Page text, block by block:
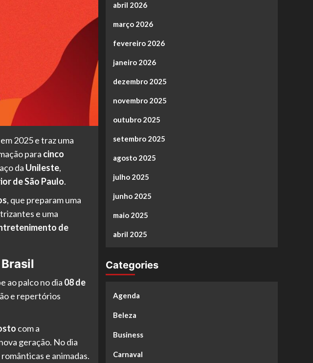
em 2025 e traz uma
para cinco
da Unileste,
de São Paulo.
, que preparam uma
e uma
de
ao palco no dia 08 de
e repertórios
com a
geração. No dia
e animadas.
abril 2026
março 2026
fevereiro 2026
janeiro 2026
dezembro 2025
novembro 2025
outubro 2025
setembro 2025
agosto 2025
julho 2025
junho 2025
maio 2025
abril 2025
Categories
Agenda
Beleza
Business
Carnaval